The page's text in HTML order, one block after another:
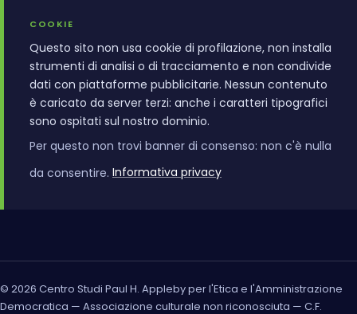
COOKIE
Questo sito non usa cookie di profilazione, non installa
strumenti di analisi o di tracciamento e non condivide
dati con piattaforme pubblicitarie. Nessun contenuto
è caricato da server terzi: anche i caratteri tipografici
sono ospitati sul nostro dominio.
Per questo non trovi banner di consenso: non c'è nulla
da consentire. Informativa privacy
© 2026 Centro Studi Paul H. Appleby per l'Etica e l'Amministrazione
Democratica — Associazione culturale non riconosciuta — C.F.